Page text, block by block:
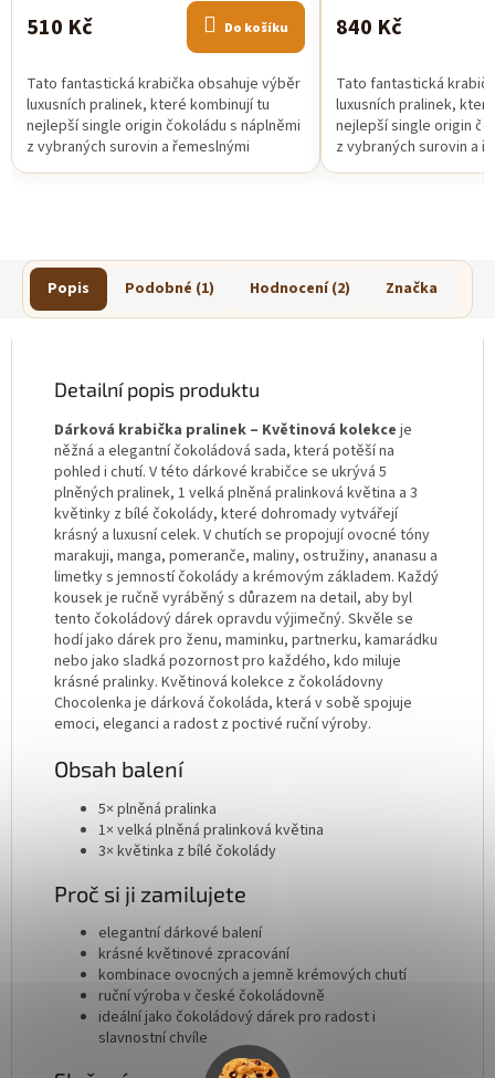
510 Kč Do košíku
Tato fantastická krabička obsahuje výběr
luxusních pralinek, které kombinují tu
nejlepší single origin čokoládu s náplněmi
z vybraných surovin a řemeslnými
technikami a vytváří...
840 Kč
Tato fantastická
luxusních pralinek,
nejlepší single origin
z vybraných surovin a
technikami a vytváří...
Popis Podobné (1) Hodnocení (2) Značka
Detailní popis produktu
Dárková krabička pralinek – Květinová kolekce je
něžná a elegantní čokoládová sada, která potěší na
pohled i chutí. V této dárkové krabičce se ukrývá 5
plněných pralinek, 1 velká plněná pralinková květina a 3
květinky z bílé čokolády, které dohromady vytvářejí
krásný a luxusní celek. V chutích se propojují ovocné tóny
marakuji, manga, pomeranče, maliny, ostružiny, ananasu a
limetky s jemností čokolády a krémovým základem. Každý
kousek je ručně vyráběný s důrazem na detail, aby byl
tento čokoládový dárek opravdu výjimečný. Skvěle se
hodí jako dárek pro ženu, maminku, partnerku, kamarádku
nebo jako sladká pozornost pro každého, kdo miluje
krásné pralinky. Květinová kolekce z čokoládovny
Chocolenka je dárková čokoláda, která v sobě spojuje
emoci, eleganci a radost z poctivé ruční výroby.
Obsah balení
5× plněná pralinka
1× velká plněná pralinková květina
3× květinka z bílé čokolády
Proč si ji zamilujete
elegantní dárkové balení
krásné květinové zpracování
kombinace ovocných a jemně krémových chutí
ruční výroba v české čokoládovně
ideální jako čokoládový dárek pro radost i
slavnostní chvíle